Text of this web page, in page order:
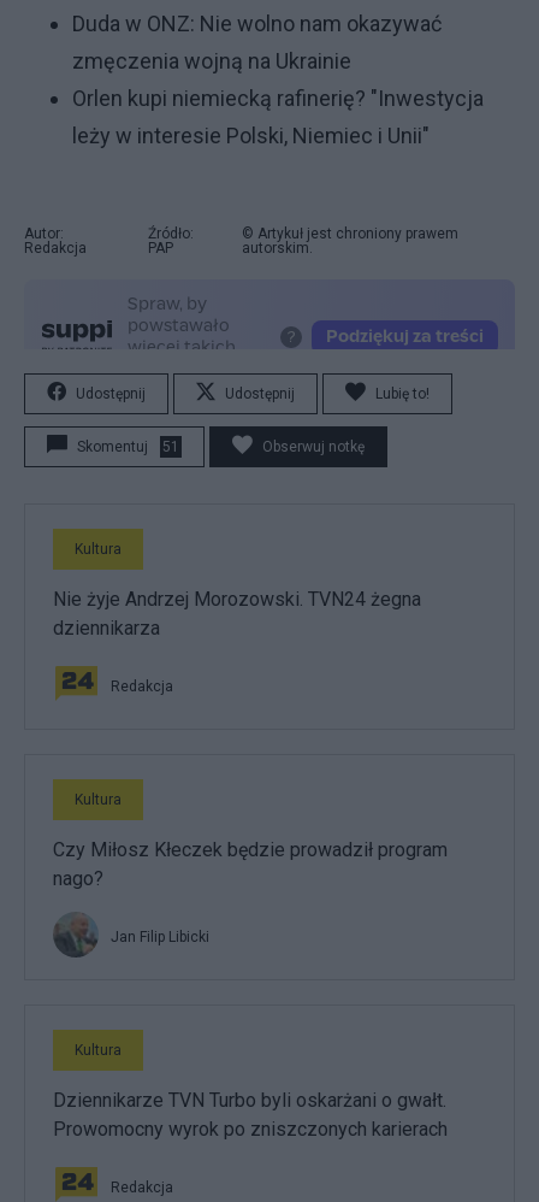
Duda w ONZ: Nie wolno nam okazywać
zmęczenia wojną na Ukrainie
Orlen kupi niemiecką rafinerię? "Inwestycja
leży w interesie Polski, Niemiec i Unii"
Autor:
Redakcja
Źródło:
PAP
© Artykuł jest chroniony prawem
autorskim.
Udostępnij Udostępnij Lubię to!
Skomentuj 51 Obserwuj notkę
Kultura
Nie żyje Andrzej Morozowski. TVN24 żegna
dziennikarza
Redakcja
Kultura
Czy Miłosz Kłeczek będzie prowadził program
nago?
Jan Filip Libicki
Kultura
Dziennikarze TVN Turbo byli oskarżani o gwałt.
Prowomocny wyrok po zniszczonych karierach
Redakcja